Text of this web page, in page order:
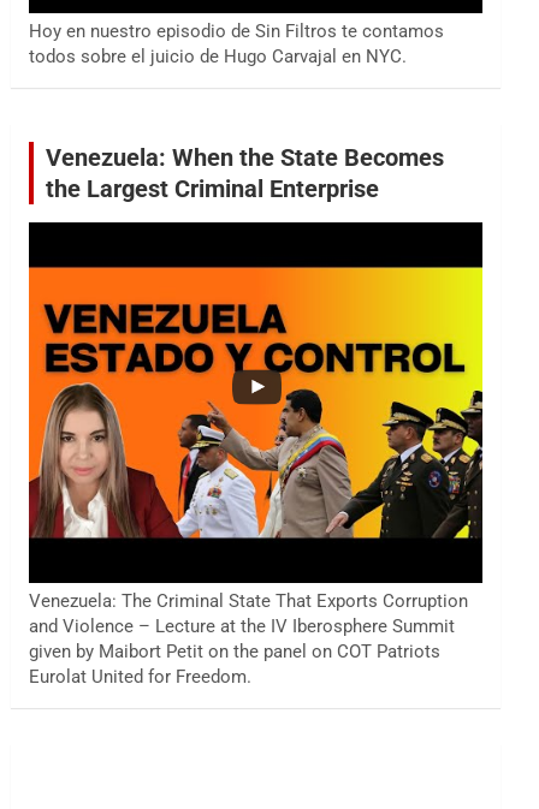
Hoy en nuestro episodio de Sin Filtros te contamos
todos sobre el juicio de Hugo Carvajal en NYC.
Venezuela: When the State Becomes
the Largest Criminal Enterprise
Venezuela: The Criminal State That Exports Corruption
and Violence – Lecture at the IV Iberosphere Summit
given by Maibort Petit on the panel on COT Patriots
Eurolat United for Freedom.